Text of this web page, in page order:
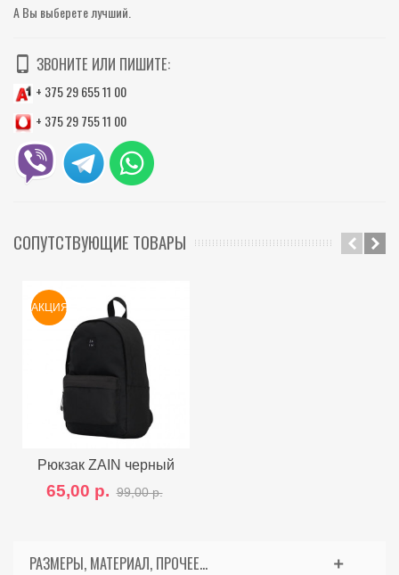
А Вы выберете лучший.
ЗВОНИТЕ ИЛИ ПИШИТЕ:
+ 375 29 655 11 00
+ 375 29 755 11 00
СОПУТСТВУЮЩИЕ ТОВАРЫ
АКЦИЯ
Рюкзак ZAIN черный
65,00 р. 99,00 р.
РАЗМЕРЫ, МАТЕРИАЛ, ПРОЧЕЕ...